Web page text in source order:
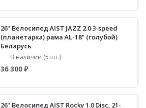
26" Велосипед AIST JAZZ 2.0 3-speed
(планетарка) рама AL-18" (голубой)
Беларусь
В наличии (5 шт.)
36 300 ₽
26" Велосипед AIST Rocky 1.0 Disc, 21-